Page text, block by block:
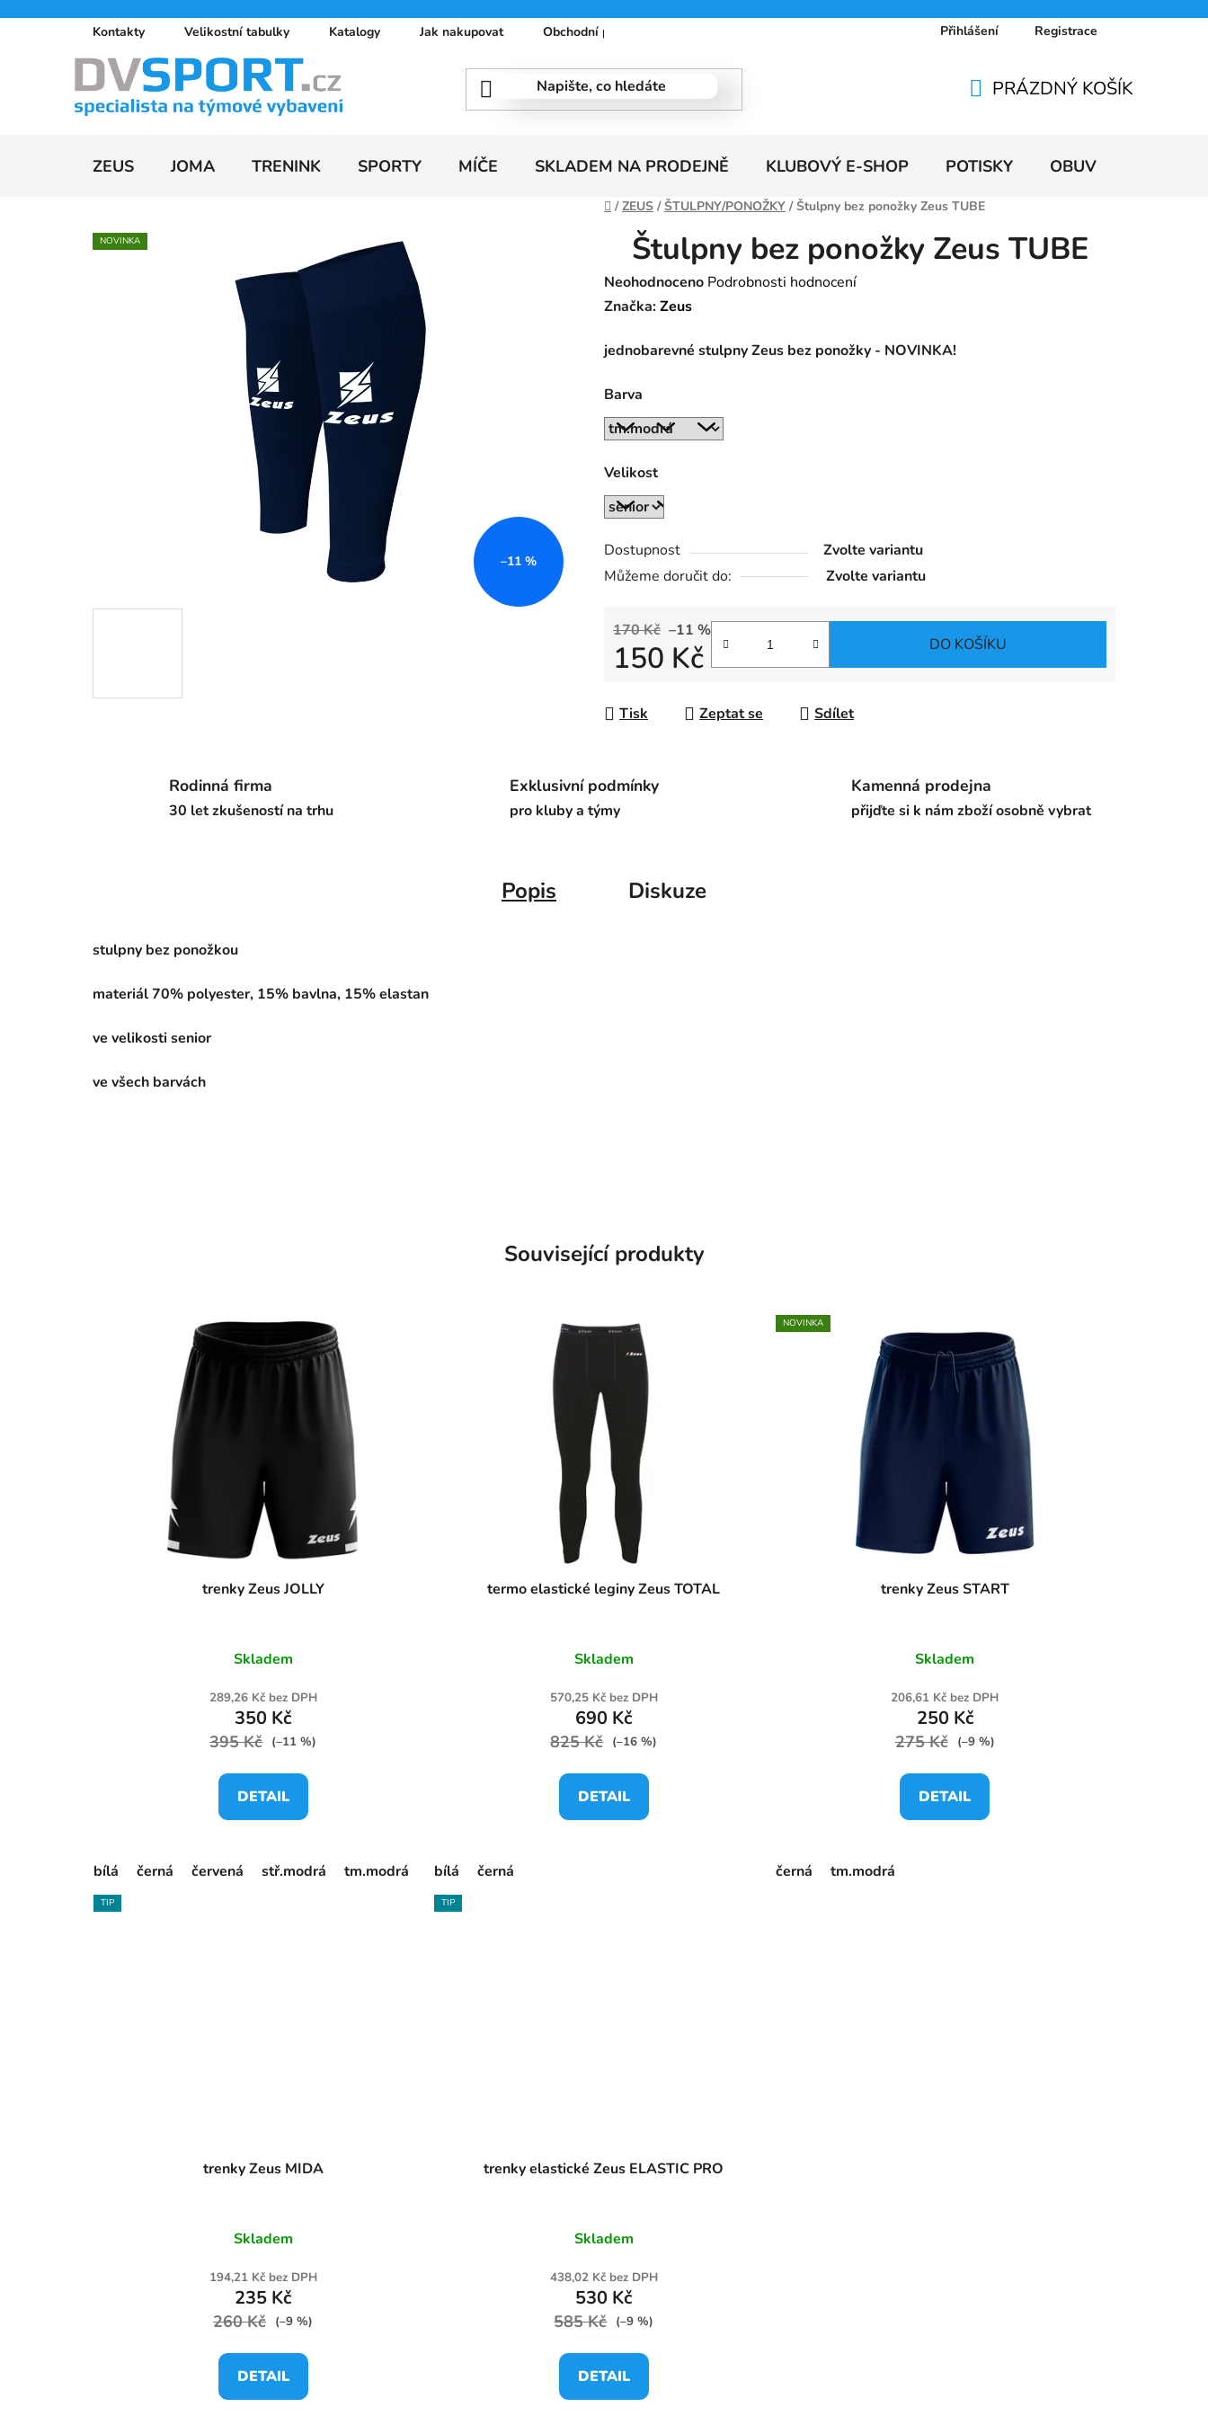
Kontakty Velikostní tabulky Katalogy Jak nakupovat Obchodní podmínky Doprava a platby Ceníky
Přihlášení Registrace
KOŠÍK
PRÁZDNÝ KOŠÍK
ZEUS JOMA TRENINK SPORTY MÍČE SKLADEM NA PRODEJNĚ KLUBOVÝ E-SHOP POTISKY OBUV
Domů
/ ZEUS / ŠTULPNY/PONOŽKY / Štulpny bez ponožky Zeus TUBE
Štulpny bez ponožky Zeus TUBE
Průměrné
hodnocení
je
z
5
Neohodnoceno Podrobnosti hodnocení
Značka:Zeus
jednobarevné stulpny Zeus bez ponožky - NOVINKA!
Barva
Velikost
Dostupnost
Zvolte variantu
Můžeme doručit do:
Zvolte variantu
170 Kč –11 %
150 Kč DO KOŠÍKU
Tisk Zeptat se Sdílet
NOVINKA
–11 %
Rodinná firma
30 let zkušeností na trhu
Exklusivní podmínky
pro kluby a týmy
Kamenná prodejna
přijďte si k nám zboží osobně vybrat
Popis Diskuze
stulpny bez ponožkou
materiál 70% polyester, 15% bavlna, 15% elastan
ve velikosti senior
ve všech barvách
Související produkty
trenky Zeus JOLLY
Skladem
289,26 Kč bez DPH
350 Kč
395 Kč (–11 %)
DETAIL
bílá černá červená stř.modrá tm.modrá
termo elastické leginy Zeus TOTAL
Skladem
570,25 Kč bez DPH
690 Kč
825 Kč (–16 %)
DETAIL
bílá černá
NOVINKA
trenky Zeus START
Skladem
206,61 Kč bez DPH
250 Kč
275 Kč (–9 %)
DETAIL
černá tm.modrá
TIP
trenky Zeus MIDA
Skladem
194,21 Kč bez DPH
235 Kč
260 Kč (–9 %)
DETAIL
TIP
trenky elastické Zeus ELASTIC PRO
Skladem
438,02 Kč bez DPH
530 Kč
585 Kč (–9 %)
DETAIL